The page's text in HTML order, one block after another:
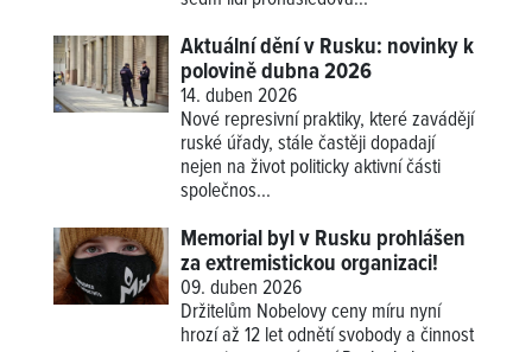
Aktuální dění v Rusku: novinky k
polovině dubna 2026
14. duben 2026
Nové represivní praktiky, které zavádějí
ruské úřady, stále častěji dopadají
nejen na život politicky aktivní části
společnos...
Memorial byl v Rusku prohlášen
za extremistickou organizaci!
09. duben 2026
Držitelům Nobelovy ceny míru nyní
hrozí až 12 let odnětí svobody a činnost